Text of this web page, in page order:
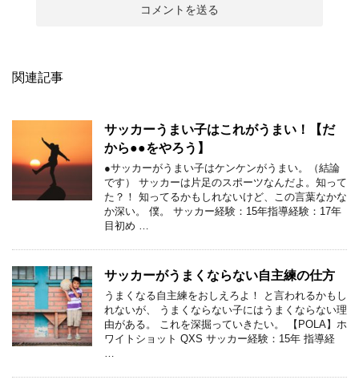
関連記事
サッカーうまい子はこれがうまい！【だ
から●●をやろう】
●サッカーがうまい子はケンケンがうまい。（結論
です） サッカーは片足のスポーツなんだよ。知って
た？！ 知ってるかもしれないけど、この言葉なかな
か深い。 僕。 サッカー経験：15年指導経験：17年
目初め …
サッカーがうまくならない自主練の仕方
うまくなる自主練をおしえろよ！ と言われるかもし
れないが、 うまくならない子にはうまくならない理
由がある。 これを深掘っていきたい。 【POLA】ホ
ワイトショット QXS サッカー経験：15年 指導経
…